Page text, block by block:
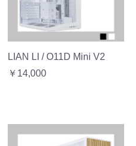
LIAN LI / O11D Mini V2
￥14,000